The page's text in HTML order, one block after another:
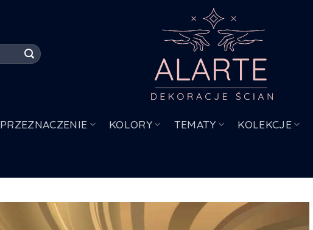
PRZEZNACZENIE KOLORY TEMATY KOLEKCJE